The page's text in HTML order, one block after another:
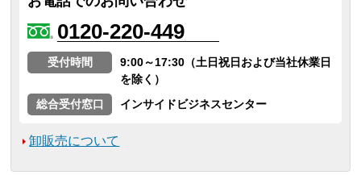
0120-220-449
受付時間
9:00～17:30（土日祝日および当社休業日
を除く）
総合受付窓口
インサイドビジネスセンター
卸販売について